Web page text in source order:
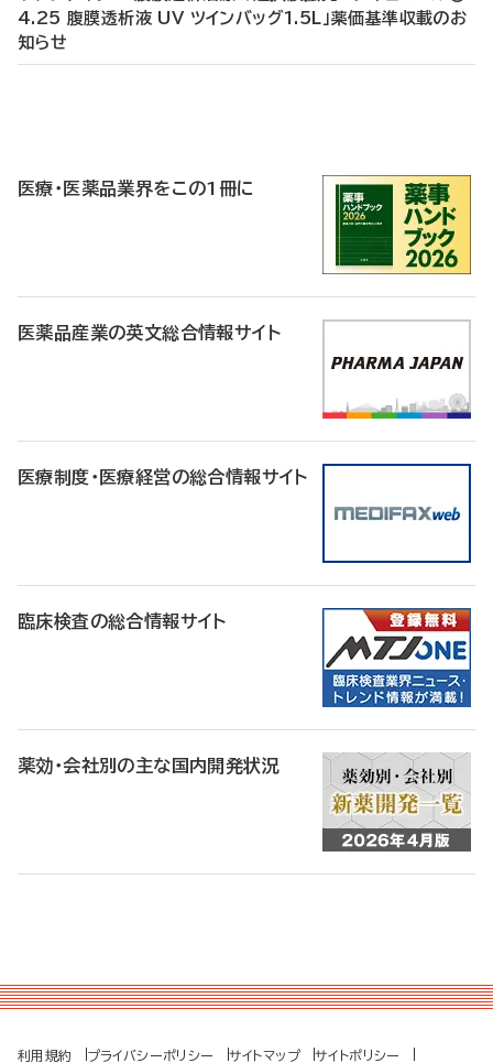
4.25 腹膜透析液 UV ツインバッグ1.5L」薬価基準収載のお
知らせ
医療・医薬品業界をこの1冊に
医薬品産業の英文総合情報サイト
医療制度・医療経営の総合情報サイト
臨床検査の総合情報サイト
薬効・会社別の主な国内開発状況
利用規約 プライバシーポリシー サイトマップ サイトポリシー